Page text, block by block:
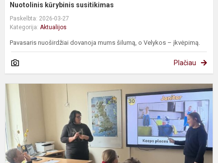
Nuotolinis kūrybinis susitikimas
Paskelbta: 2026-03-27
Kategorija: Aktualijos
Pavasaris nuoširdžiai dovanoja mums šilumą, o Velykos – įkvėpimą.
Plačiau